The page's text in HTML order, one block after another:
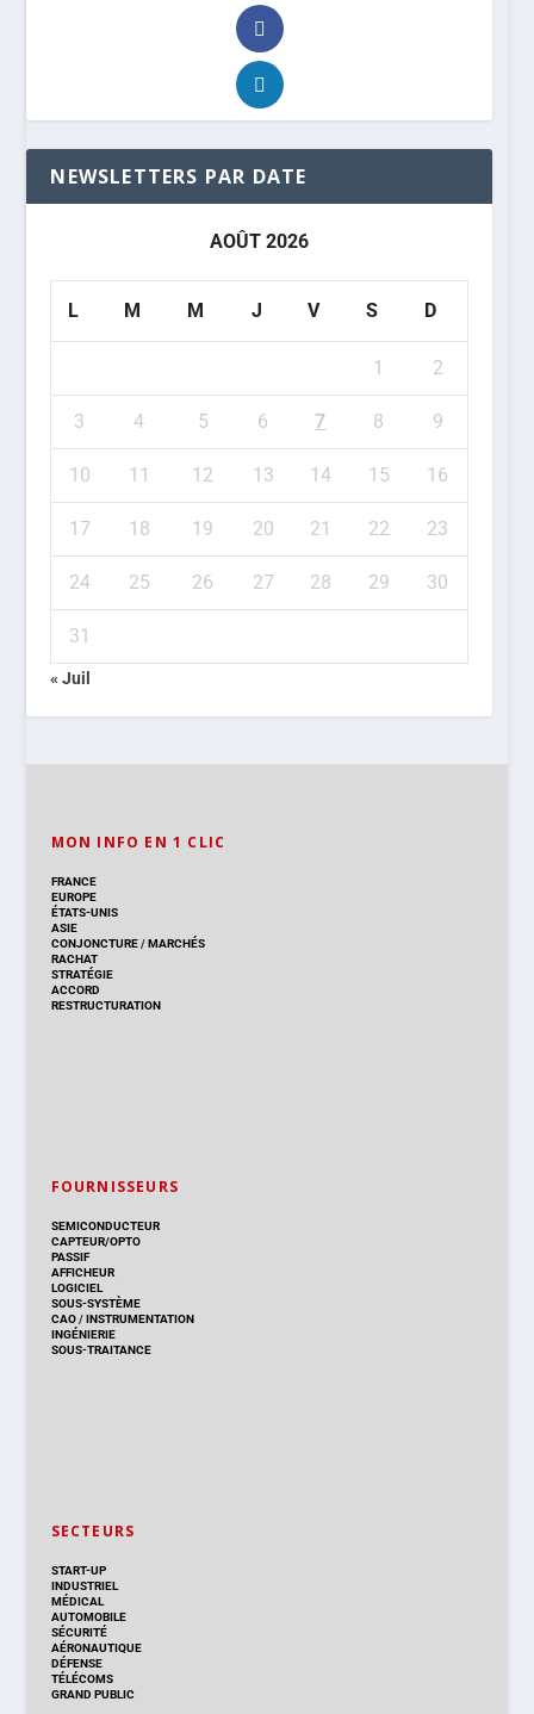
NEWSLETTERS PAR DATE
AOÛT 2026
L M M J V S D
1 2
3 4 5 6 7 8 9
10 11 12 13 14 15 16
17 18 19 20 21 22 23
24 25 26 27 28 29 30
31
« Juil
MON INFO EN 1 CLIC
FRANCE
EUROPE
ÉTATS-UNIS
ASIE
CONJONCTURE/MARCHÉS
RACHAT
STRATÉGIE
ACCORD
RESTRUCTURATION
FOURNISSEURS
SEMICONDUCTEUR
CAPTEUR/OPTO
PASSIF
AFFICHEUR
LOGICIEL
SOUS-SYSTÈME
CAO/INSTRUMENTATION
INGÉNIERIE
SOUS-TRAITANCE
SECTEURS
START-UP
INDUSTRIEL
MÉDICAL
AUTOMOBILE
SÉCURITÉ
AÉRONAUTIQUE
DÉFENSE
TÉLÉCOMS
GRAND PUBLIC